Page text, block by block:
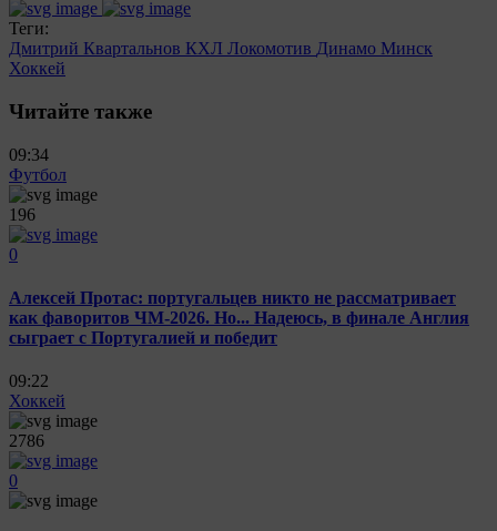
Теги:
Дмитрий Квартальнов КХЛ Локомотив Динамо Минск
Хоккей
Читайте также
09:34
Футбол
196
0
Алексей Протас: португальцев никто не рассматривает
как фаворитов ЧМ-2026. Но... Надеюсь, в финале Англия
сыграет с Португалией и победит
09:22
Хоккей
2786
0